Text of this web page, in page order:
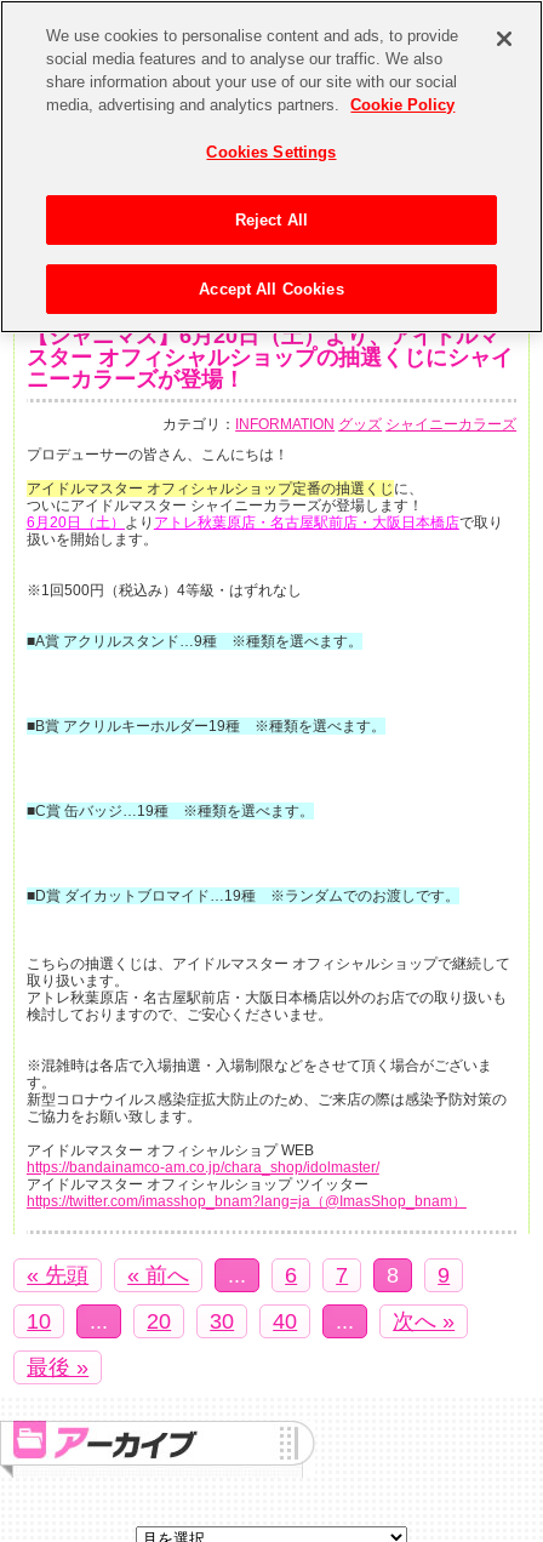
【シャニマス】6月20日（土）より、アイドルマ
スター オフィシャルショップの抽選くじにシャイ
ニーカラーズが登場！
カテゴリ： INFORMATION グッズ シャイニーカラーズ
プロデューサーの皆さん、こんにちは！
アイドルマスター オフィシャルショップ定番の抽選くじ に、
ついにアイドルマスター シャイニーカラーズが登場します！
6月20日（土） より アトレ秋葉原店・名古屋駅前店・大阪日本橋店で取り
扱いを開始します。
※1回500円（税込み）4等級・はずれなし
■A賞 アクリルスタンド…9種 ※種類を選べます。
■B賞 アクリルキーホルダー19種 ※種類を選べます。
■C賞 缶バッジ…19種 ※種類を選べます。
■D賞 ダイカットブロマイド…19種 ※ランダムでのお渡しです。
こちらの抽選くじは、アイドルマスター オフィシャルショップで継続して
取り扱います。
アトレ秋葉原店・名古屋駅前店・大阪日本橋店以外のお店での取り扱いも
検討しておりますので、ご安心くださいませ。
※混雑時は各店で入場抽選・入場制限などをさせて頂く場合がございま
す。
新型コロナウイルス感染症拡大防止のため、ご来店の際は感染予防対策の
ご協力をお願い致します。
アイドルマスター オフィシャルショプ WEB
https://bandainamco-am.co.jp/chara_shop/idolmaster/
アイドルマスター オフィシャルショップ ツイッター
https://twitter.com/imasshop_bnam?lang=ja（@ImasShop_bnam）
« 先頭 « 前へ ... 6 7 8
9
10
... 20 30 40 ...
次へ »
最後 »
We use cookies to personalise content and ads, to provide
social media features and to analyse our traffic. We also
share information about your use of our site with our social
media, advertising and analytics partners.
Cookie Policy
Cookies Settings
Reject All
Accept All Cookies